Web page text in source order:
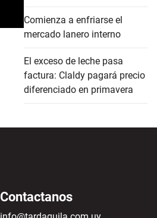
Comienza a enfriarse el
mercado lanero interno
El exceso de leche pasa
factura: Claldy pagará precio
diferenciado en primavera
Contactanos